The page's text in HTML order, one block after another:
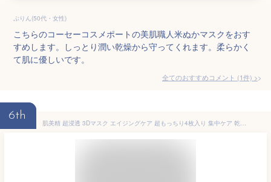
ぷりん(50代・女性)
こちらのコーセーコスメポートの美肌職人米ぬかマスクをおす
すめします。しっとり潤い乾燥から守ってくれます。柔らかく
て肌に優しいです。
全てのおすすめコメント (1件) >
6th
肌美精 超浸透 3Dマスク エイジングケア 超もっちり4枚入り 集中ケア 乾燥 肌荒れ 美顔 フェイスパック 保湿パック 美容液 無香料 無着色 おすすめ サロン クラシエ クラシエホームプロダクツ